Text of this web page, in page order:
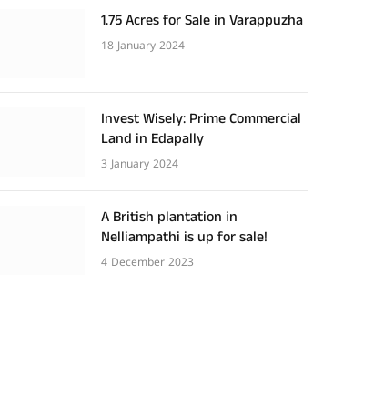
1.75 Acres for Sale in Varappuzha
18 January 2024
Invest Wisely: Prime Commercial
Land in Edapally
3 January 2024
A British plantation in
Nelliampathi is up for sale!
4 December 2023